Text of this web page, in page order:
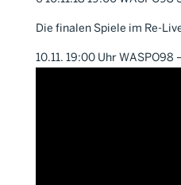
Die finalen Spiele im Re-
10.11. 19:00 Uhr WASPO98